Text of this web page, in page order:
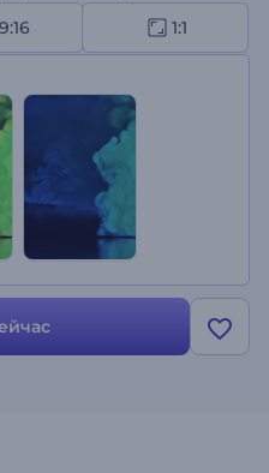
трейлеров к фильмам и
Оформите свою
дыма!
9:16 1:1